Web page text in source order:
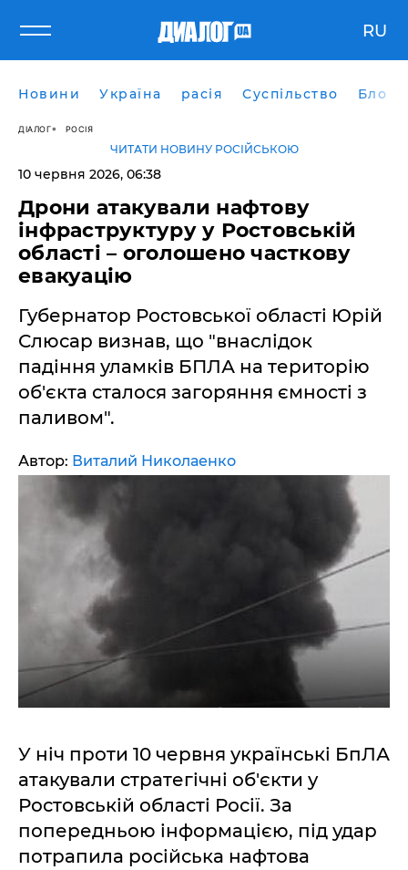
RU
Новини Україна расія Суспільство Блоги
ДІАЛОГ РОСІЯ
ЧИТАТИ НОВИНУ РОСІЙСЬКОЮ
10 червня 2026, 06:38
Дрони атакували нафтову
інфраструктуру у Ростовській
області – оголошено часткову
евакуацію
Губернатор Ростовської області Юрій
Слюсар визнав, що "внаслідок
падіння уламків БПЛА на територію
об'єкта сталося загоряння ємності з
паливом".
Автор: Виталий Николаенко
У ніч проти 10 червня українські БпЛА
атакували стратегічні об'єкти у
Ростовській області Росії. За
попередньою інформацією, під удар
потрапила російська нафтова